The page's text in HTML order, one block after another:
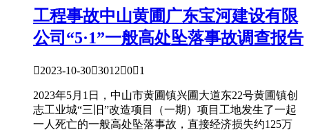
工程事故中山黄圃广东宝河建设有限
公司“5·1”一般高处坠落事故调查报告
2023-10-30301201
2023年5月1日，中山市黄圃镇兴圃大道东22号黄圃镇创
志工业城“三旧”改造项目（一期）项目工地发生了一起
一人死亡的一般高处坠落事故，直接经济损失约125万